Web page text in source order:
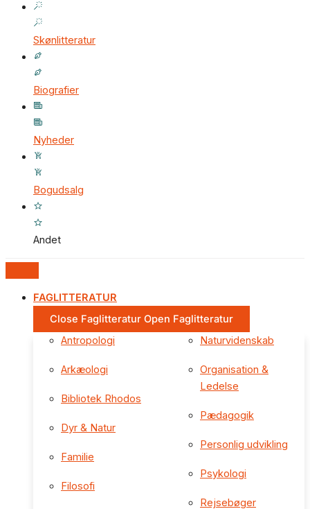
Skønlitteratur
Biografier
Nyheder
Bogudsalg
Andet
FAGLITTERATUR
Close Faglitteratur Open Faglitteratur
Antropologi
Arkæologi
Bibliotek Rhodos
Dyr & Natur
Familie
Filosofi
Naturvidenskab
Organisation &
Ledelse
Pædagogik
Personlig udvikling
Psykologi
Rejsebøger